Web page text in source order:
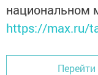
национальном
https://max.ru/